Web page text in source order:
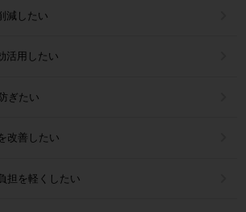
減したい
活用したい
ぎたい
改善したい
担を軽くしたい